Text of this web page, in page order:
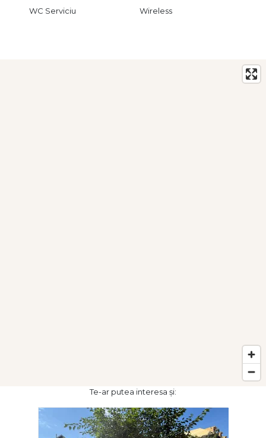
WC Serviciu Wireless
Te-ar putea interesa și: